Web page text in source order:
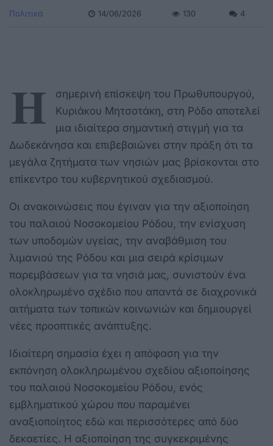
Πολιτικά 14/06/2026 130 4
Η
σημερινή επίσκεψη του Πρωθυπουργού,
Κυριάκου Μητσοτάκη, στη Ρόδο αποτελεί
μια ιδιαίτερα σημαντική στιγμή για τα
Δωδεκάνησα και επιβεβαιώνει στην πράξη ότι τα
μεγάλα ζητήματα των νησιών μας βρίσκονται στο
επίκεντρο του κυβερνητικού σχεδιασμού.
Οι ανακοινώσεις που έγιναν για την αξιοποίηση
του παλαιού Νοσοκομείου Ρόδου, την ενίσχυση
των υποδομών υγείας, την αναβάθμιση του
λιμανιού της Ρόδου και μια σειρά κρίσιμων
παρεμβάσεων για τα νησιά μας, συνιστούν ένα
ολοκληρωμένο σχέδιο που απαντά σε διαχρονικά
αιτήματα των τοπικών κοινωνιών και δημιουργεί
νέες προοπτικές ανάπτυξης.
Ιδιαίτερη σημασία έχει η απόφαση για την
εκπόνηση ολοκληρωμένου σχεδίου αξιοποίησης
του παλαιού Νοσοκομείου Ρόδου, ενός
εμβληματικού χώρου που παραμένει
αναξιοποίητος εδώ και περισσότερες από δύο
δεκαετίες. Η αξιοποίηση της συγκεκριμένης